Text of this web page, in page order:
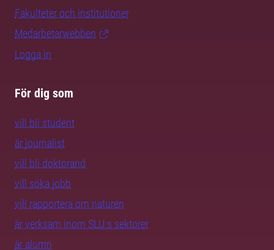
Fakulteter och institutioner
Medarbetarwebben
Logga in
För dig som
vill bli student
är journalist
vill bli doktorand
vill söka jobb
vill rapportera om naturen
är verksam inom SLU:s sektorer
är alumn